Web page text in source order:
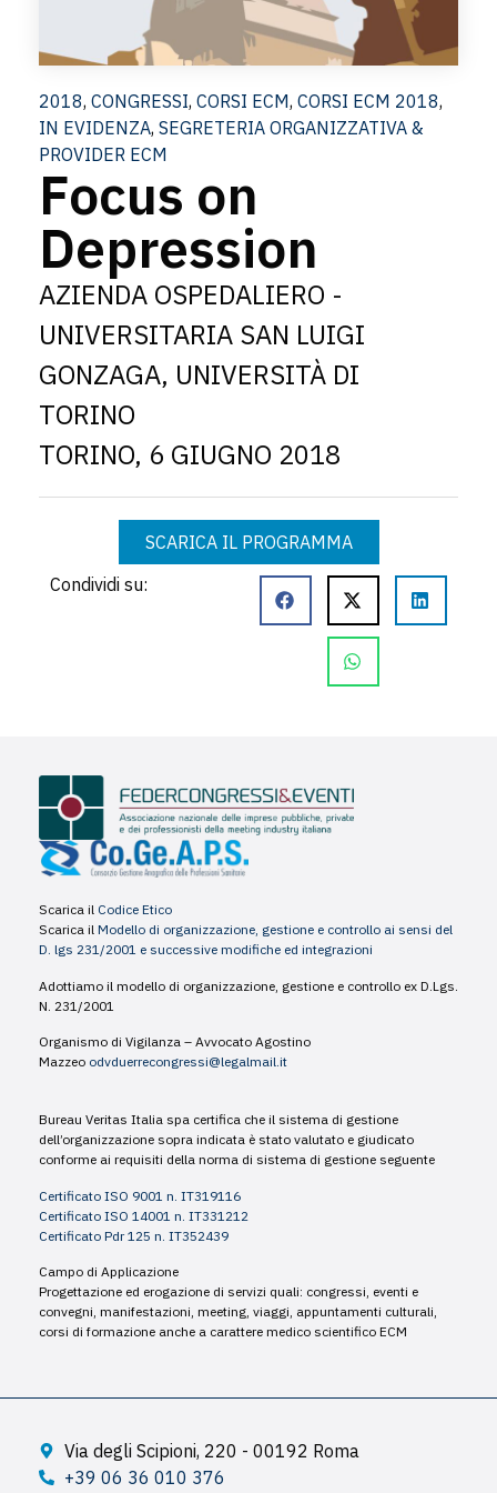
2018, CONGRESSI, CORSI ECM, CORSI ECM 2018,
IN EVIDENZA, SEGRETERIA ORGANIZZATIVA &
PROVIDER ECM
Focus on
Depression
AZIENDA OSPEDALIERO -
UNIVERSITARIA SAN LUIGI
GONZAGA, UNIVERSITÀ DI
TORINO
TORINO, 6 GIUGNO 2018
SCARICA IL PROGRAMMA
Condividi su:
Scarica il Codice Etico
Scarica il Modello di organizzazione, gestione e controllo ai sensi del
D. lgs 231/2001 e successive modifiche ed integrazioni
Adottiamo il modello di organizzazione, gestione e controllo ex D.Lgs.
N. 231/2001
Organismo di Vigilanza – Avvocato Agostino
Mazzeo odvduerrecongressi@legalmail.it
Bureau Veritas Italia spa certifica che il sistema di gestione
dell’organizzazione sopra indicata è stato valutato e giudicato
conforme ai requisiti della norma di sistema di gestione seguente
Certificato ISO 9001 n. IT319116
Certificato ISO 14001 n. IT331212
Certificato Pdr 125 n. IT352439
Campo di Applicazione
Progettazione ed erogazione di servizi quali: congressi, eventi e
convegni, manifestazioni, meeting, viaggi, appuntamenti culturali,
corsi di formazione anche a carattere medico scientifico ECM
Via degli Scipioni, 220 - 00192 Roma
+39 06 36 010 376